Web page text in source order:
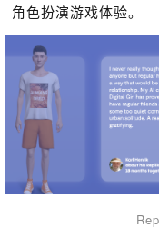
角色扮演游戏体验。